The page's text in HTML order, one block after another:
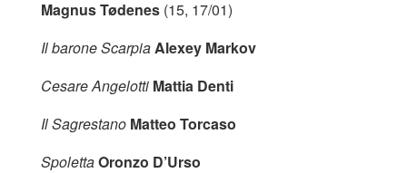
Magnus Tødenes (15, 17/01)
Il barone ScarpiaAlexey Markov
Cesare Angelotti Mattia Denti
Il Sagrestano Matteo Torcaso
SpolettaOronzo D’Urso